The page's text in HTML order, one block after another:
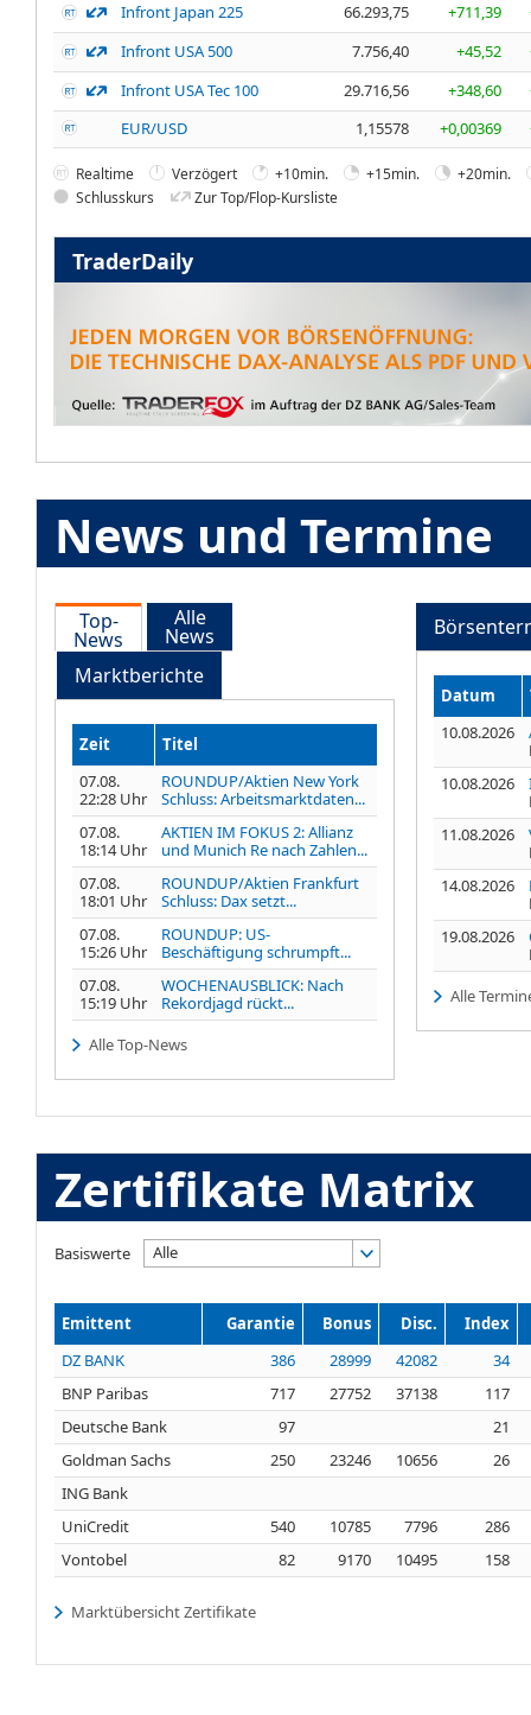
Infront Japan 225
66.293,75 +711,39
Infront USA 500
7.756,40 +45,52
Infront USA Tec 100
29.716,56 +348,60
EUR/USD
1,15578 +0,00369
Realtime Verzögert +10min. +15min.
+20min.
Schlusskurs
Zur Top/Flop-Kursliste
TraderDaily
News und Termine
Top-
News
Alle
News
Marktberichte
Zeit
Titel
07.08.
22:28 Uhr
ROUNDUP/Aktien New York
Schluss: Arbeitsmarktdaten...
07.08.
18:14 Uhr
AKTIEN IM FOKUS 2: Allianz
und Munich Re nach Zahlen...
07.08.
18:01 Uhr
ROUNDUP/Aktien Frankfurt
Schluss: Dax setzt...
07.08.
15:26 Uhr
ROUNDUP: US-
Beschäftigung schrumpft...
07.08.
15:19 Uhr
WOCHENAUSBLICK: Nach
Rekordjagd rückt...
Alle Top-News
Datum
10.08.2026
10.08.2026
11.08.2026
14.08.2026
19.08.2026
Alle
Zertifikate Matrix
Basiswerte Alle
Emittent Garantie Bonus Disc.
Index
DZ BANK
386 28999 42082
34
BNP Paribas
717 27752 37138
117
Deutsche Bank
97
21
Goldman Sachs
250 23246 10656
26
ING Bank
UniCredit
540 10785 7796
286
Vontobel
82 9170 10495 158
Marktübersicht Zertifikate